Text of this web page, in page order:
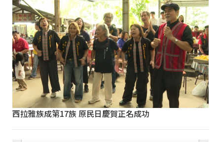
西拉雅族成第17族 原民日慶賀正名成功